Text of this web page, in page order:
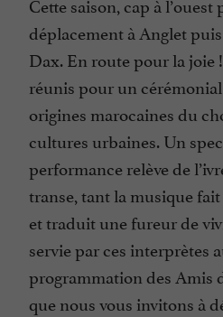
déplacement à Anglet
Dax. En route pour la joie
réunis pour un
origines marocaines du
cultures urbaines. Un
performance relève de
transe, tant la musique
et traduit une fureur de
servie par ces interprètes
programmation des Amis
que nous vous invitons à